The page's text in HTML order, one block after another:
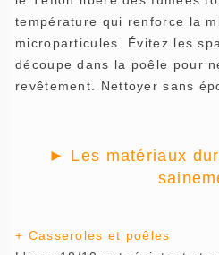
température qui renforce la
microparticules. Évitez les
découpe dans la poêle pour
revêtement. Nettoyer sans
► Les matériaux
+ Casseroles et poêles